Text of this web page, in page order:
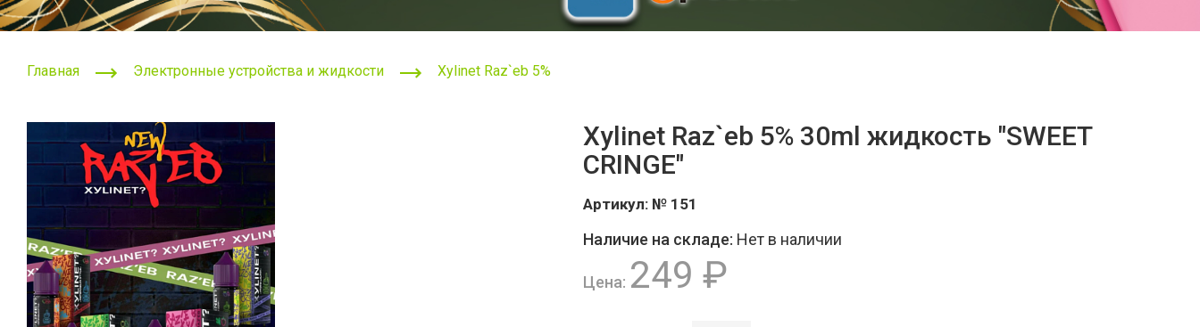
Главная Электронные устройства и жидкости Xylinet Raz`eb 5%
Xylinet Raz`eb 5% 30ml жидкость "SWEET
CRINGE"
Артикул: № 151
Наличие на складе: Нет в наличии
Цена: 249 ₽